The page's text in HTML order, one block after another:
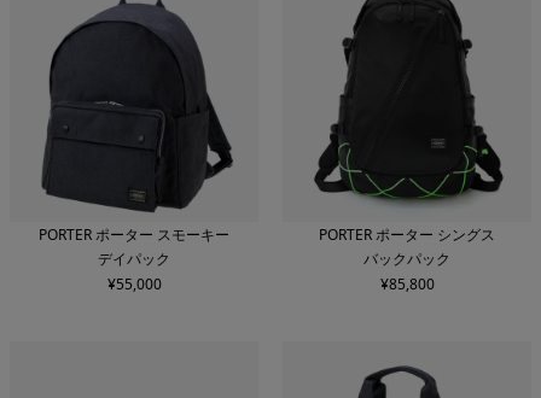
PORTER ポーター スモーキー
デイパック
¥55,000
PORTER ポーター シングス
バックパック
¥85,800